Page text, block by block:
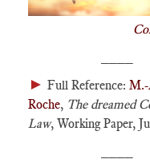
► Full Reference: M.-
Roche, The dreamed
Law, Working Paper,